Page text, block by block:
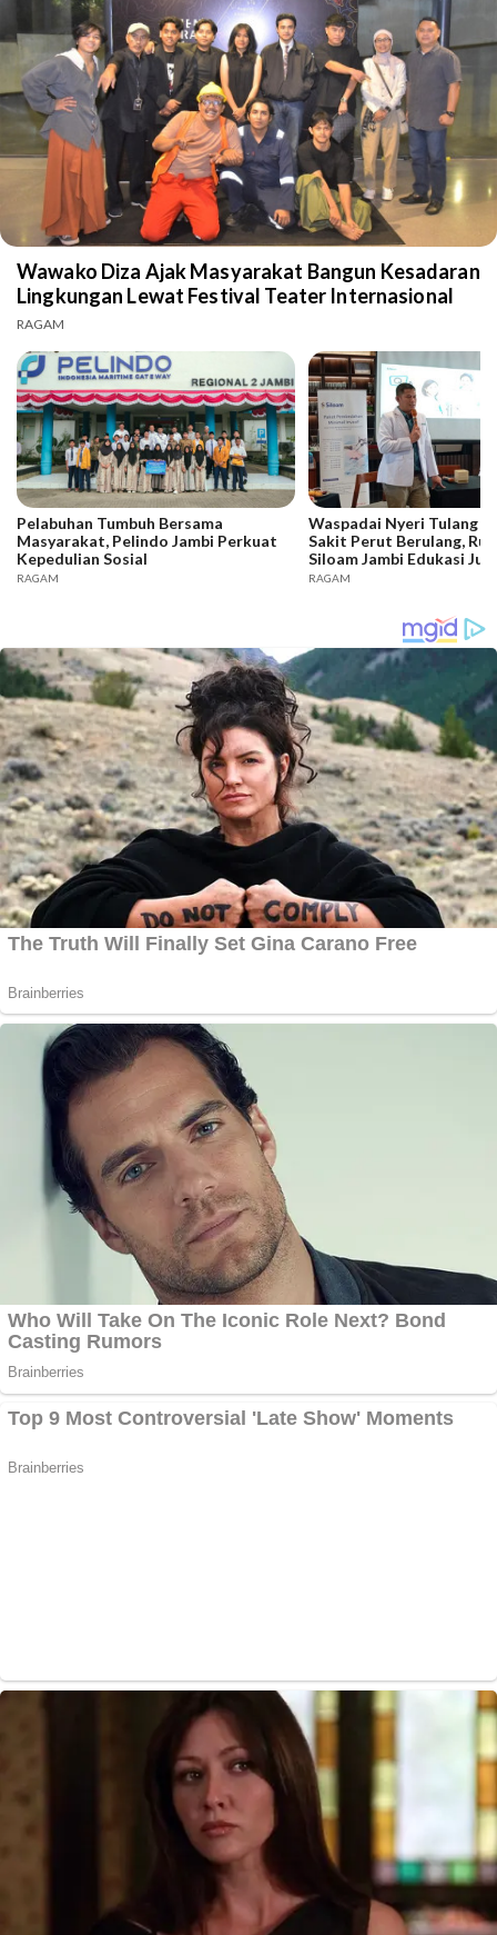
Wawako Diza Ajak Masyarakat Bangun Kesadaran
Lingkungan Lewat Festival Teater Internasional
RAGAM
Pelabuhan Tumbuh Bersama
Masyarakat, Pelindo Jambi Perkuat
Kepedulian Sosial
RAGAM
Waspadai Nyeri Tulang
Sakit Perut Berulang,
Siloam Jambi Edukasi
RAGAM